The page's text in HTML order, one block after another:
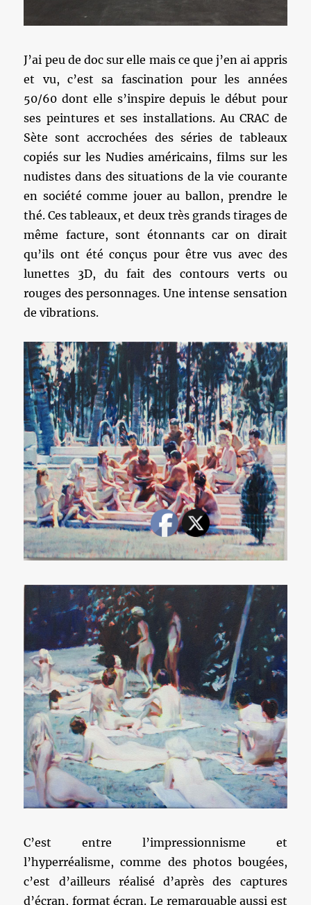
J’ai peu de doc sur elle mais ce que j’en ai appris
et vu, c’est sa fascination pour les années
50/60 dont elle s’inspire depuis le début pour
ses peintures et ses installations. Au CRAC de
Sète sont accrochées des séries de tableaux
copiés sur les Nudies américains, films sur les
nudistes dans des situations de la vie courante
en société comme jouer au ballon, prendre le
thé. Ces tableaux, et deux très grands tirages de
même facture, sont étonnants car on dirait
qu’ils ont été conçus pour être vus avec des
lunettes 3D, du fait des contours verts ou
rouges des personnages. Une intense sensation
de vibrations.
C’est entre l’impressionnisme et
l’hyperréalisme, comme des photos bougées,
c’est d’ailleurs réalisé d’après des captures
d’écran, format écran. Le remarquable aussi est